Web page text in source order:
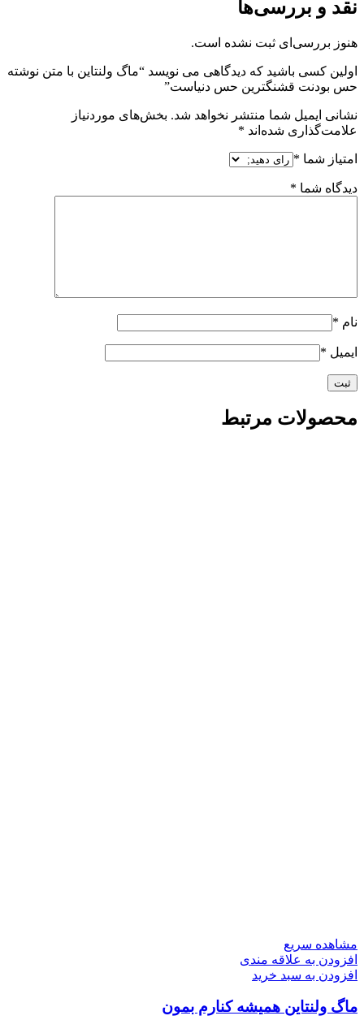
نقد و بررسی‌ها
هنوز بررسی‌ای ثبت نشده است.
اولین کسی باشید که دیدگاهی می نویسد “ماگ ولنتاین با متن نوشته
حس بودنت قشنگترین حس دنیاست”
نشانی ایمیل شما منتشر نخواهد شد. بخش‌های موردنیاز
علامت‌گذاری شده‌اند *
امتیاز شما *
دیدگاه شما *
نام *
ایمیل *
محصولات مرتبط
مشاهده سریع
افزودن به علاقه مندی
افزودن به سبد خرید
ماگ ولنتاین همیشه کنارم بمون